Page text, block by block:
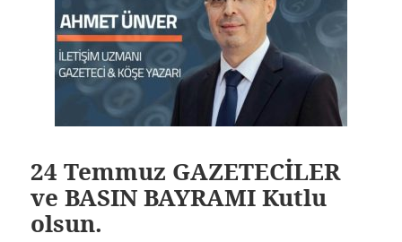
24 Temmuz GAZETECİLER
ve BASIN BAYRAMI Kutlu
olsun.